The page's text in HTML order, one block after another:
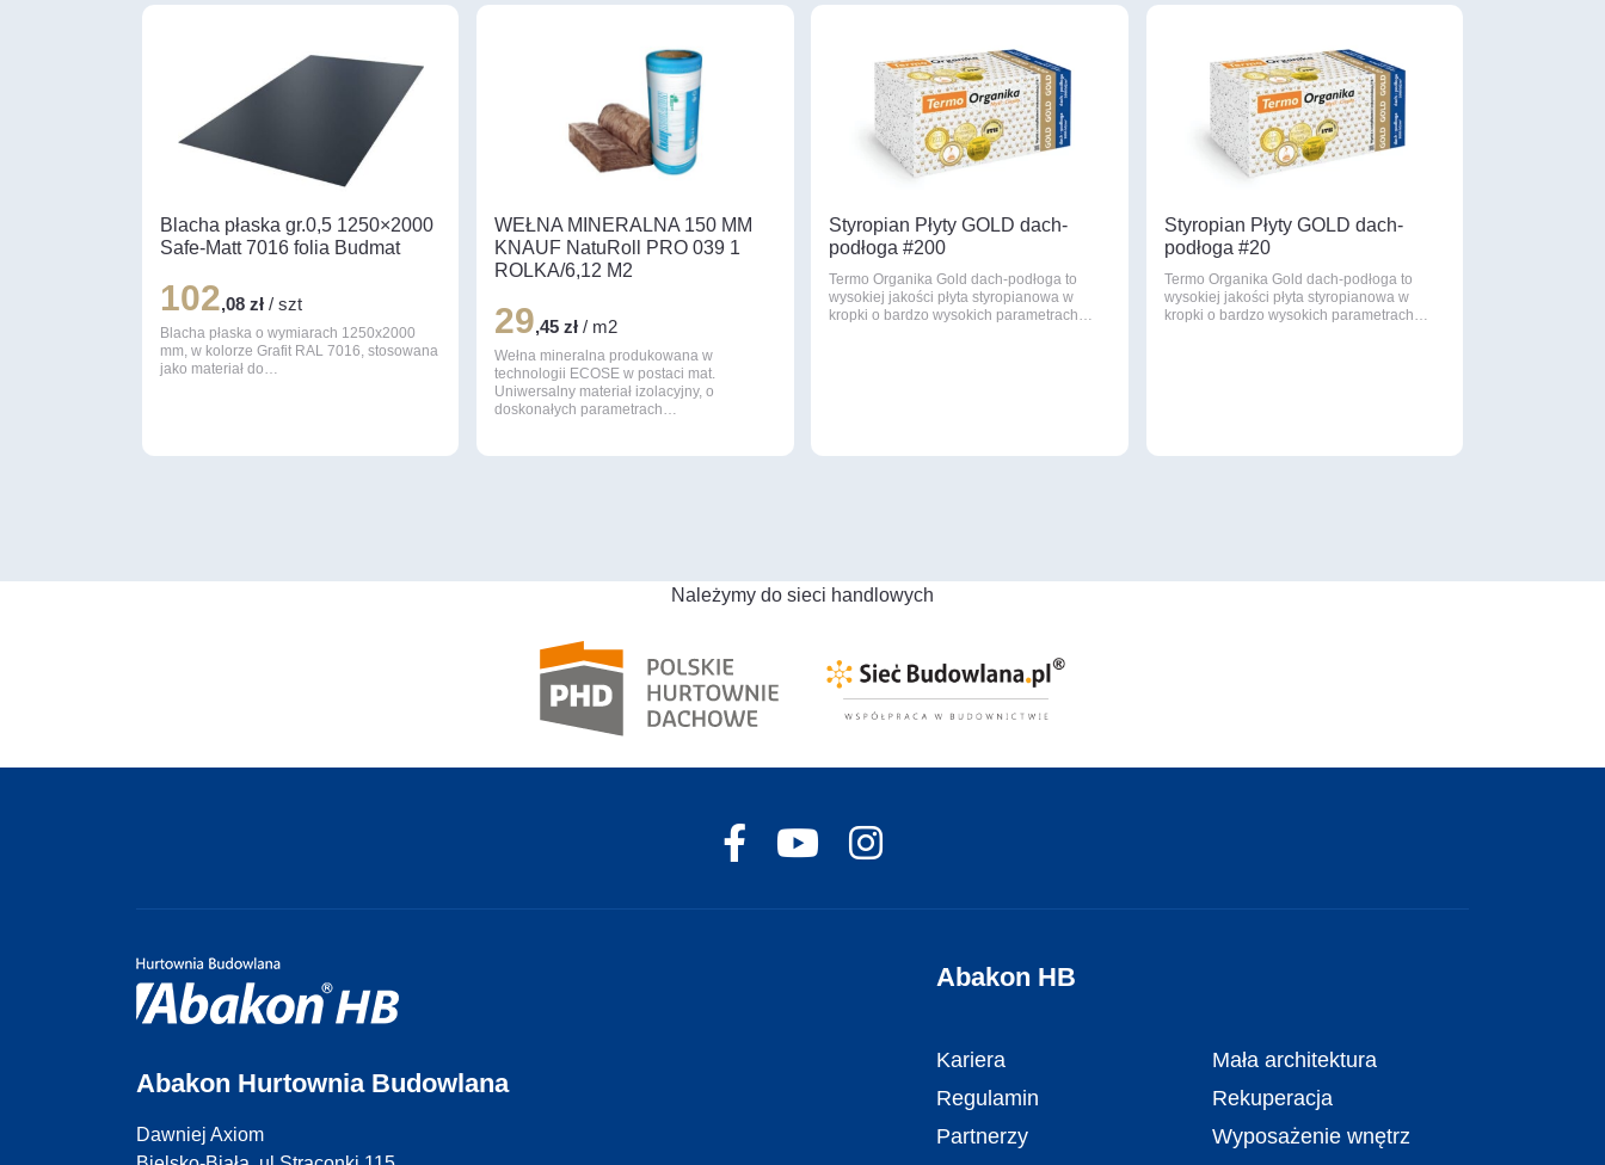
Blacha płaska gr.0,5 1250×2000
Safe-Matt 7016 folia Budmat
102,08 zł / szt
Blacha płaska o wymiarach 1250x2000
mm, w kolorze Grafit RAL 7016, stosowana
jako materiał do…
WEŁNA MINERALNA 150 MM
KNAUF NatuRoll PRO 039 1
ROLKA/6,12 M2
29,45 zł / m2
Wełna mineralna produkowana w
technologii ECOSE w postaci mat.
Uniwersalny materiał izolacyjny, o
doskonałych parametrach…
Styropian Płyty GOLD dach-
podłoga #200
Termo Organika Gold dach-podłoga to
wysokiej jakości płyta styropianowa w
kropki o bardzo wysokich parametrach…
Styropian Płyty GOLD dach-
podłoga #20
Termo Organika Gold dach-podłoga to
wysokiej jakości płyta styropianowa w
kropki o bardzo wysokich parametrach…
Należymy do sieci handlowych
Abakon Hurtownia Budowlana
Dawniej Axiom
Abakon HB
Kariera
Regulamin
Partnerzy
Mała architektura
Rekuperacja
Wyposażenie wnętrz